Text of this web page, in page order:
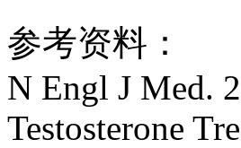
参考资料：
N Engl J Med.
Testosterone